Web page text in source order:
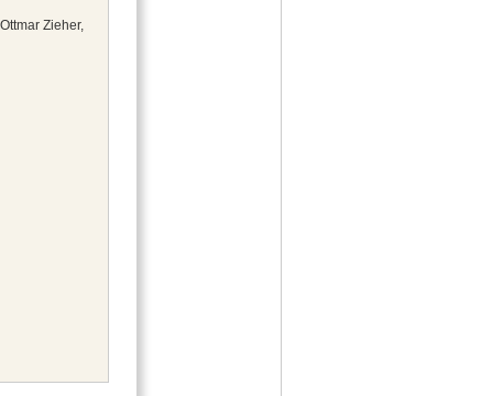
Zieher,